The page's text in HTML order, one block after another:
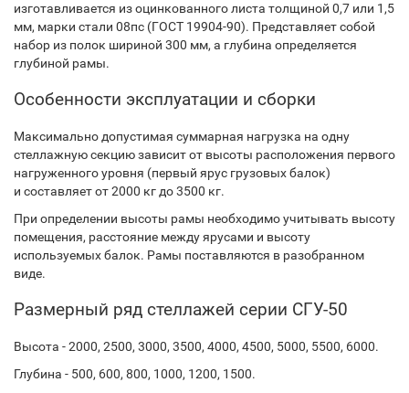
изготавливается из оцинкованного листа толщиной 0,7 или 1,5
мм, марки стали 08пс (ГОСТ 19904-90). Представляет собой
набор из полок шириной 300 мм, а глубина определяется
глубиной рамы.
Особенности эксплуатации и сборки
Максимально допустимая суммарная нагрузка на одну
стеллажную секцию зависит от высоты расположения первого
нагруженного уровня (первый ярус грузовых балок)
и составляет от 2000 кг до 3500 кг.
При определении высоты рамы необходимо учитывать высоту
помещения, расстояние между ярусами и высоту
используемых балок. Рамы поставляются в разобранном
виде.
Размерный ряд стеллажей серии СГУ-50
Высота - 2000, 2500, 3000, 3500, 4000, 4500, 5000, 5500, 6000.
Глубина - 500, 600, 800, 1000, 1200, 1500.